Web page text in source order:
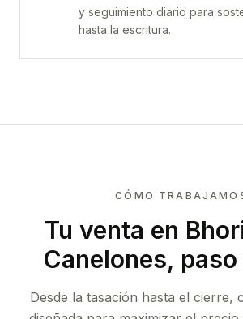
y seguimiento diario para
hasta la escritura.
CÓMO
Tu venta en
Canelones,
Desde la tasación hasta el cierre,